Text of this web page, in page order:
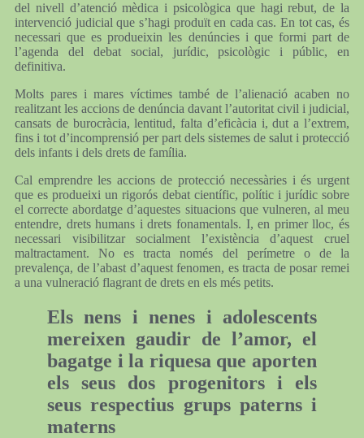
del nivell d’atenció mèdica i psicològica que hagi rebut, de la
intervenció judicial que s’hagi produït en cada cas. En tot cas, és
necessari que es produeixin les denúncies i que formi part de
l’agenda del debat social, jurídic, psicològic i públic, en
definitiva.
Molts pares i mares víctimes també de l’alienació acaben no
realitzant les accions de denúncia davant l’autoritat civil i judicial,
cansats de burocràcia, lentitud, falta d’eficàcia i, dut a l’extrem,
fins i tot d’incomprensió per part dels sistemes de salut i protecció
dels infants i dels drets de família.
Cal emprendre les accions de protecció necessàries i és urgent
que es produeixi un rigorós debat científic, polític i jurídic sobre
el correcte abordatge d’aquestes situacions que vulneren, al meu
entendre, drets humans i drets fonamentals. I, en primer lloc, és
necessari visibilitzar socialment l’existència d’aquest cruel
maltractament. No es tracta només del perímetre o de la
prevalença, de l’abast d’aquest fenomen, es tracta de posar remei
a una vulneració flagrant de drets en els més petits.
Els nens i nenes i adolescents
mereixen gaudir de l’amor, el
bagatge i la riquesa que aporten
els seus dos progenitors i els
seus respectius grups paterns i
materns